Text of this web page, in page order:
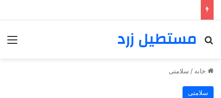
مستطیل زرد
خانه / سلامتی
سلامتی